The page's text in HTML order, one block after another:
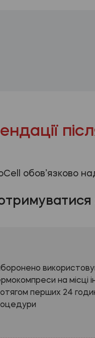
обов’язково
на місці
перших 24